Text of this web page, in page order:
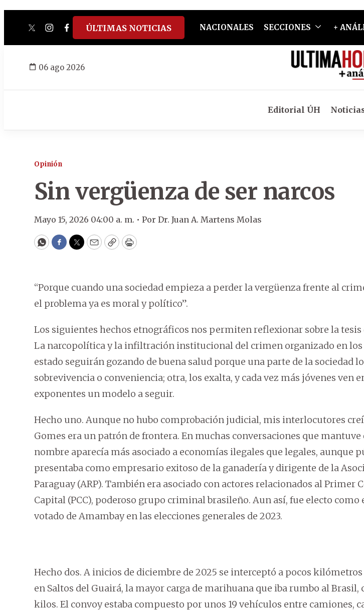
twitterinstagram
facebook
tiktokyoutube
spotify
ÚLTIMAS NOTICIAS NACIONALES SECCIONES +
06 ago 2026
Editorial ÚH
Opinión
Sin vergüenza de ser narcos
Mayo 15, 2026 04:00 a. m. • Por Dr. Juan A. Martens Molas
WhatsApp
Facebook
Twitter
EmailCopyPrint
“Porque cuando una sociedad empieza a perder la vergüenza frente al
el problema ya es moral y político”.
Los siguientes hechos etnográficos nos permiten reflexionar sobre la tesis
La narcopolítica y la infiltración institucional del crimen organizado en los
estado seguirán gozando de buena salud porque una parte de la sociedad
sobrevivencia o conveniencia; otra, los exalta, y cada vez más jóvenes ven
exponentes un modelo a seguir.
Hecho uno. Aunque no hubo comprobación judicial, mis interlocutores
Gomes era un patrón de frontera. En muchas conversaciones que mantuve
nombre aparecía más asociado a economías ilegales que legales, aunque
presentaba como empresario exitoso de la ganadería y dirigente de la
Paraguay (ARP). También era asociado con actores relacionados al Primer
Capital (PCC), poderoso grupo criminal brasileño. Aun así, fue electo como
votado de Amambay en las elecciones generales de 2023.
Hecho dos. A inicios de diciembre de 2025 se interceptó a pocos
en Saltos del Guairá, la mayor carga de marihuana que iba rumbo al Brasil,
kilos. El convoy estaba compuesto por unos 19 vehículos entre camiones,